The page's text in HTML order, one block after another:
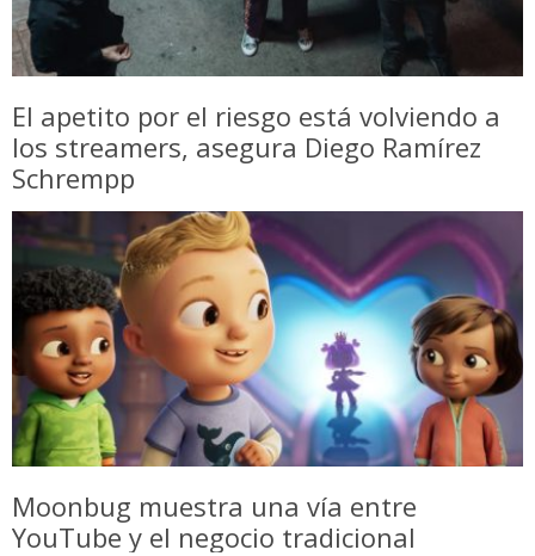
El apetito por el riesgo está volviendo a
los streamers, asegura Diego Ramírez
Schrempp
Moonbug muestra una vía entre
YouTube y el negocio tradicional